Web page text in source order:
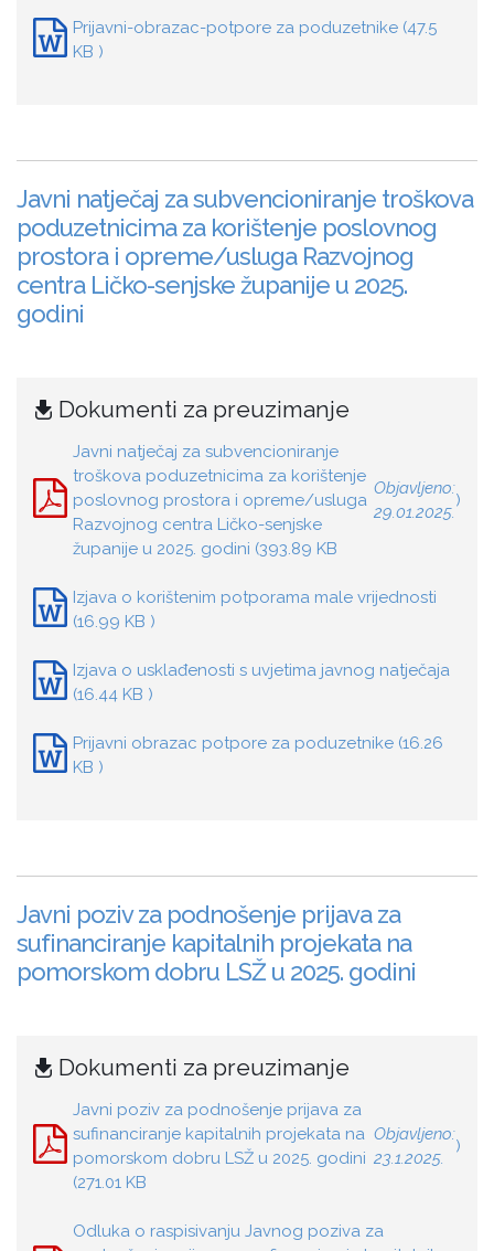
Prijavni-obrazac-potpore za poduzetnike (47.5
KB )
Javni natječaj za subvencioniranje troškova
poduzetnicima za korištenje poslovnog
prostora i opreme/usluga Razvojnog
centra Ličko-senjske županije u 2025.
godini
Dokumenti za preuzimanje
Javni natječaj za subvencioniranje
troškova poduzetnicima za korištenje
poslovnog prostora i opreme/usluga
Razvojnog centra Ličko-senjske
županije u 2025. godini (393.89 KB
Objavljeno:
29.01.2025.
)
Izjava o korištenim potporama male vrijednosti
(16.99 KB )
Izjava o usklađenosti s uvjetima javnog natječaja
(16.44 KB )
Prijavni obrazac potpore za poduzetnike (16.26
KB )
Javni poziv za podnošenje prijava za
sufinanciranje kapitalnih projekata na
pomorskom dobru LSŽ u 2025. godini
Dokumenti za preuzimanje
Javni poziv za podnošenje prijava za
sufinanciranje kapitalnih projekata na
pomorskom dobru LSŽ u 2025. godini
(271.01 KB
Objavljeno:
23.1.2025.
)
Odluka o raspisivanju Javnog poziva za